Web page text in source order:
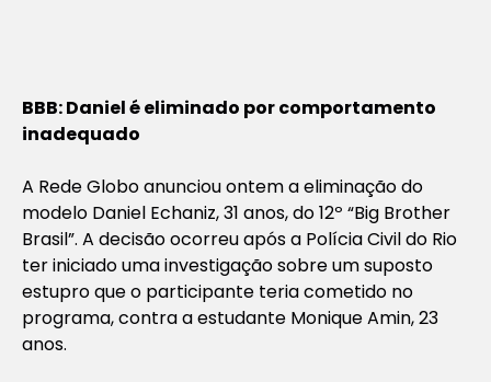
BBB: Daniel é eliminado por comportamento
inadequado
A Rede Globo anunciou ontem a eliminação do
modelo Daniel Echaniz, 31 anos, do 12º “Big Brother
Brasil”. A decisão ocorreu após a Polícia Civil do Rio
ter iniciado uma investigação sobre um suposto
estupro que o participante teria cometido no
programa, contra a estudante Monique Amin, 23
anos.